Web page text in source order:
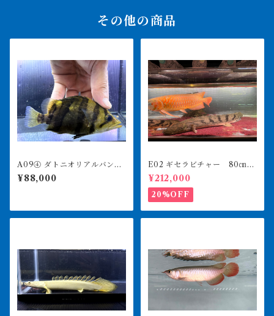
その他の商品
A09④ ダトニオリアルバン
ド 14㎝前後 イエロー シ
ミなし
¥88,000
E02 ギセラビチャー 80㎝前
後 タンガニーカコンギク
ス 買取個体
¥212,000
20%OFF